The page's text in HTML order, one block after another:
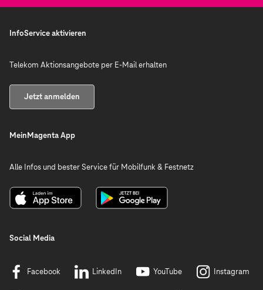
InfoService aktivieren
Telekom Aktionsangebote per E-Mail erhalten
Jetzt anmelden
MeinMagenta App
Alle Infos und bester Service für Mobilfunk & Festnetz
Social Media
Facebook LinkedIn YouTube Instagram